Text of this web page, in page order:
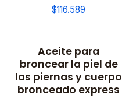
$116.589
Aceite para
broncear la piel de
las piernas y cuerpo
bronceado express